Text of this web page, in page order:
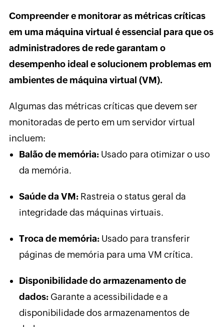
Compreender e monitorar as métricas críticas
em uma máquina virtual é essencial para que os
administradores de rede garantam o
desempenho ideal e solucionem problemas em
ambientes de máquina virtual (VM).
Algumas das métricas críticas que devem ser
monitoradas de perto em um servidor virtual
incluem:
Balão de memória:Usado para otimizar o uso
da memória.
Saúde da VM:Rastreia o status geral da
integridade das máquinas virtuais.
Troca de memória:Usado para transferir
páginas de memória para uma VM crítica.
Disponibilidade do armazenamento de
dados:Garante a acessibilidade e a
disponibilidade dos armazenamentos de